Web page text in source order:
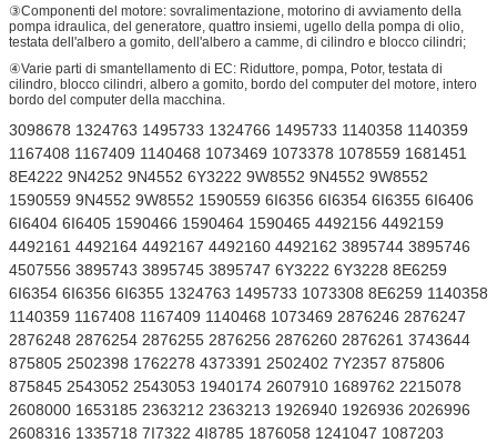
③Componenti del motore: sovralimentazione, motorino di avviamento della
pompa idraulica, del generatore, quattro insiemi, ugello della pompa di olio,
testata dell'albero a gomito, dell'albero a camme, di cilindro e blocco cilindri;
④Varie parti di smantellamento di EC: Riduttore, pompa, Potor, testata di
cilindro, blocco cilindri, albero a gomito, bordo del computer del motore, intero
bordo del computer della macchina.
3098678 1324763 1495733 1324766 1495733 1140358 1140359
1167408 1167409 1140468 1073469 1073378 1078559 1681451
8E4222 9N4252 9N4552 6Y3222 9W8552 9N4552 9W8552
1590559 9N4552 9W8552 1590559 6I6356 6I6354 6I6355 6I6406
6I6404 6I6405 1590466 1590464 1590465 4492156 4492159
4492161 4492164 4492167 4492160 4492162 3895744 3895746
4507556 3895743 3895745 3895747 6Y3222 6Y3228 8E6259
6I6354 6I6356 6I6355 1324763 1495733 1073308 8E6259 1140358
1140359 1167408 1167409 1140468 1073469 2876246 2876247
2876248 2876254 2876255 2876256 2876260 2876261 3743644
875805 2502398 1762278 4373391 2502402 7Y2357 875806
875845 2543052 2543053 1940174 2607910 1689762 2215078
2608000 1653185 2363212 2363213 1926940 1926936 2026996
2608316 1335718 7I7322 4I8785 1876058 1241047 1087203